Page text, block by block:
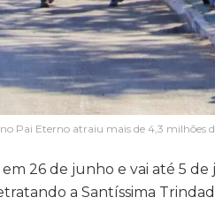
Pai Eterno atraiu mais de 4,3 milhões
26 de junho e vai até 5
a Santíssima